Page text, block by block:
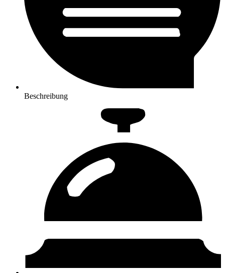
Beschreibung